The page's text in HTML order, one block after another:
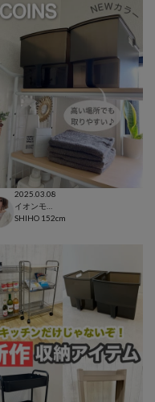
2025.03.08
SHIHO 152cm